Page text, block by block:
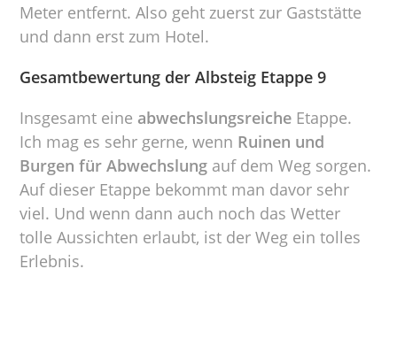
Meter entfernt. Also geht zuerst zur Gaststätte
und dann erst zum Hotel.
Gesamtbewertung der Albsteig Etappe 9
Insgesamt eine abwechslungsreiche Etappe.
Ich mag es sehr gerne, wenn Ruinen und
Burgen für Abwechslung auf dem Weg sorgen.
Auf dieser Etappe bekommt man davor sehr
viel. Und wenn dann auch noch das Wetter
tolle Aussichten erlaubt, ist der Weg ein tolles
Erlebnis.